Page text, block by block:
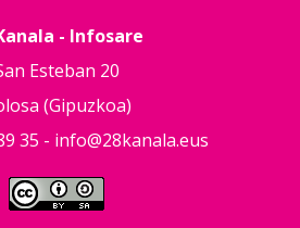
- Infosare
Esteban 20
(Gipuzkoa)
35 - info@28kanala.eus